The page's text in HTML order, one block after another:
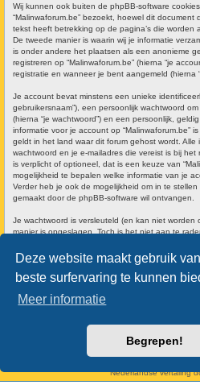
Deze website maakt gebruik
beste surfervaring te kunnen
Meer informatie
Begrepen!
Wij kunnen ook buiten de phpBB-software
“Malinwaforum.be” bezoekt, hoewel dit
tekst heeft betrekking op de pagina’s die worden
De tweede manier is waarin wij je informatie
is onder andere het plaatsen als een anonieme
registreren op “Malinwaforum.be” (hierna “je
registratie en wanneer je bent aangemeld (hierna
Je account bevat minstens een unieke
gebruikersnaam”), een persoonlijk wachtwoord
(hierna “je wachtwoord”) en een persoonlijk,
informatie voor je account op “Malinwaforum.be”
geldt in het land waar dit forum gehost wordt. Alle
wachtwoord en je e-mailadres die vereist is bij het
is verplicht of optioneel, dat is een keuze van
mogelijkheid te bepalen welke informatie van je
Verder heb je ook de mogelijkheid om in te
gemaakt door de phpBB-software wil ontvangen.
Je wachtwoord is versleuteld (en kan niet
manier is opgeslagen. Toch is het niet aan te
op meerdere websites. Je wachtwoord is het
“Malinwaforum.be” kan aanmelden, bewaar het
van Malinwaforum.be”, phpBB of een andere
account bent vergeten, kun je de “Ik ben mijn
het aanmeldvenster. Dit proces vereist dat je
je gebruikersaccount, waarna de phpBB-
Aviation24.be - Latest News &
Nederlandse vertaling